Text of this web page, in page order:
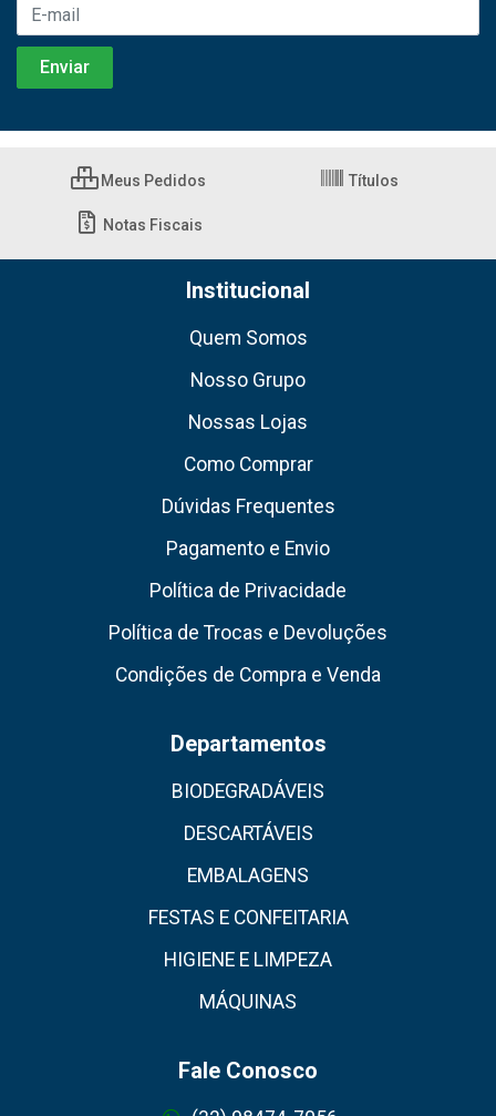
Meus Pedidos Títulos
Notas Fiscais
Institucional
Quem Somos
Nosso Grupo
Nossas Lojas
Como Comprar
Dúvidas Frequentes
Pagamento e Envio
Política de Privacidade
Política de Trocas e Devoluções
Condições de Compra e Venda
Departamentos
BIODEGRADÁVEIS
DESCARTÁVEIS
EMBALAGENS
FESTAS E CONFEITARIA
HIGIENE E LIMPEZA
MÁQUINAS
Fale Conosco